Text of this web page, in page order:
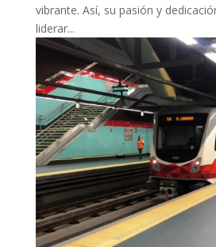
vibrante. Así, su pasión y
liderar...